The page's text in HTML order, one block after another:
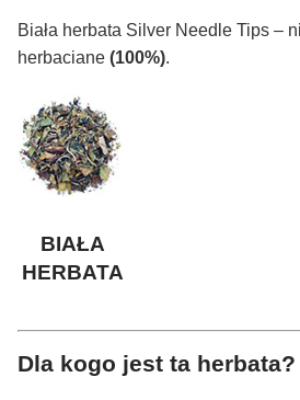
Biała herbata Silver Needle Tips –
herbaciane (100%).
BIAŁA
HERBATA
Dla kogo jest ta herbata?